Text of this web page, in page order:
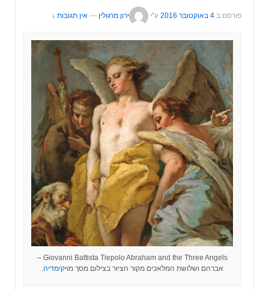
פורסם ב 4 באוקטובר 2016 ע"י ירון מרגולין — אין תגובות ↓
Giovanni Battista Tiepolo Abraham and the Three Angels –
אברהם ושלושת המלאכים מקור הציור בצילום מסך מויקימדיה.